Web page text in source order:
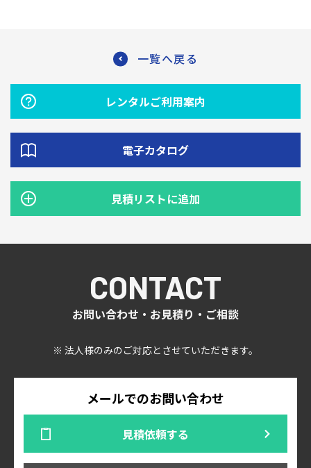
一覧へ戻る
レンタルご利用案内
電子カタログ
見積リストに追加
CONTACT
お問い合わせ・お見積り・ご相談
※ 法人様のみのご対応とさせていただきます。
メールでのお問い合わせ
見積依頼する